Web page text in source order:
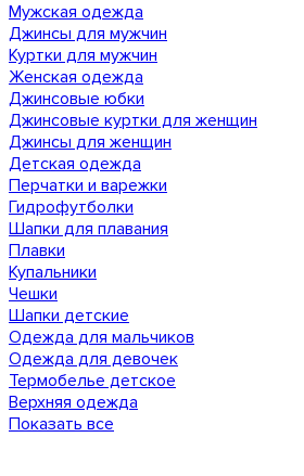
Мужская одежда
Джинсы для мужчин
Куртки для мужчин
Женская одежда
Джинсовые юбки
Джинсовые куртки для женщин
Джинсы для женщин
Детская одежда
Перчатки и варежки
Гидрофутболки
Шапки для плавания
Плавки
Купальники
Чешки
Шапки детские
Одежда для мальчиков
Одежда для девочек
Термобелье детское
Верхняя одежда
Показать все